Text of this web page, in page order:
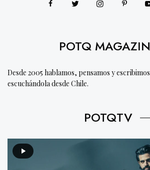
POTQ
Desde 2005 hablamos, pensamos y
escuchándola desde Chile.
POTQTV